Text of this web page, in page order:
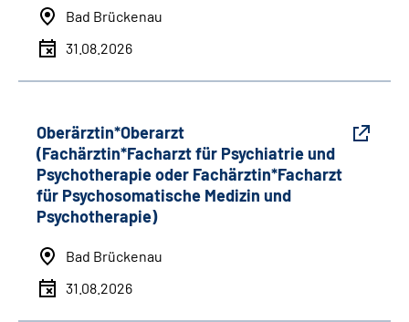
Bad Brückenau
31.08.2026
Oberärztin*Oberarzt
(Fachärztin*Facharzt für Psychiatrie und
Psychotherapie oder Fachärztin*Facharzt
für Psychosomatische Medizin und
Psychotherapie)
Bad Brückenau
31.08.2026